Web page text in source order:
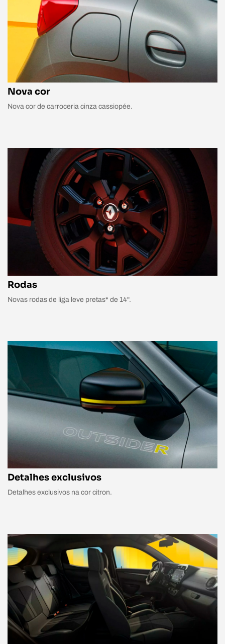
Nova cor
Nova cor de carroceria cinza cassiopée.
Rodas
Novas rodas de liga leve pretas* de 14".
Detalhes exclusivos
Detalhes exclusivos na cor citron.